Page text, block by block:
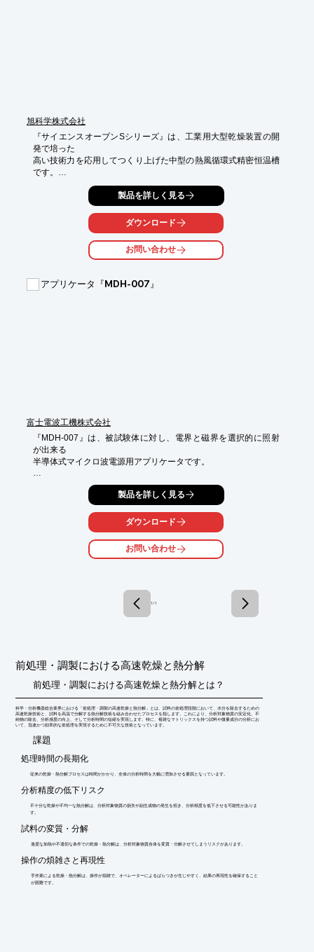
旭科学株式会社
『サイエンスオーブンSシリーズ』は、工業用大型乾燥装置の開
発で培った
高い技術力を応用してつくり上げた中型の熱風循環式精密恒温槽
です。
標準仕様は防爆クッション扉付で機種も豊富に品揃えして、生産
研究部門と汎用性のある、中型恒温槽としてお勧めします。
【ラインアップ】
※詳しくはPDFをダウンロードして頂くか、お問い合わせくださ
製品を詳しく見る
ダウンロード
お問い合わせ
アプリケータ『MDH-007』
富士電波工機株式会社
『MDH-007』は、被試験体に対し、電界と磁界を選択的に照射
が出来る
半導体式マイクロ波電源用アプリケータです。
オプションとして進行波電力と反射波電力のデジタルモニタ表示
およびアイソレータをご用意。また、915MHz、2.45GHz、
10GHzをそれぞれラインアップしております。
その他にも、ご要望に合わせた様々なカスタマイズが可能となっ
■電界・磁界を選択的照射可能
※詳しくはカタログをご覧頂くか、お気軽にお問い合わせ下さ
い。
製品を詳しく見る
ダウンロード
お問い合わせ
1 / 1
前処理・調製における高速乾燥と熱分解
前処理・調製における高速乾燥と熱分解とは？
科学・分析機器総合業界における「前処理・調製の高速乾燥と熱分解」とは、試料の前処理段階において、水分を除去するための
高速乾燥技術と、試料を高温で分解する熱分解技術を組み合わせたプロセスを指します。これにより、分析対象物質の安定化、不
純物の除去、分析感度の向上、そして分析時間の短縮を実現します。特に、複雑なマトリックスを持つ試料や微量成分の分析にお
いて、迅速かつ効率的な前処理を実現するために不可欠な技術となっています。
​課題
処理時間の長期化
従来の乾燥・熱分解プロセスは時間がかかり、全体の分析時間を大幅に増加させる要因となっています。
分析精度の低下リスク
不十分な乾燥や不均一な熱分解は、分析対象物質の損失や副生成物の発生を招き、分析精度を低下させる可能性がありま
す。
試料の変質・分解
過度な加熱や不適切な条件での乾燥・熱分解は、分析対象物質自体を変質・分解させてしまうリスクがあります。
操作の煩雑さと再現性
手作業による乾燥・熱分解は、操作が煩雑で、オペレーターによるばらつきが生じやすく、結果の再現性を確保すること
が困難です。